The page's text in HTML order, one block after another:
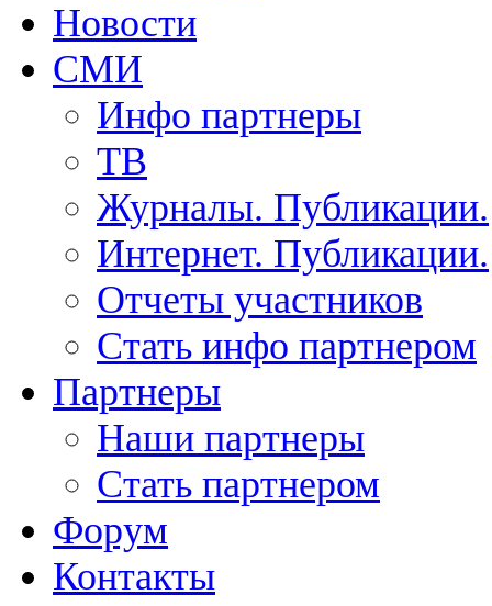
Новости
СМИ
Инфо партнеры
ТВ
Журналы. Публикации.
Интернет. Публикации.
Отчеты участников
Стать инфо партнером
Партнеры
Наши партнеры
Стать партнером
Форум
Контакты